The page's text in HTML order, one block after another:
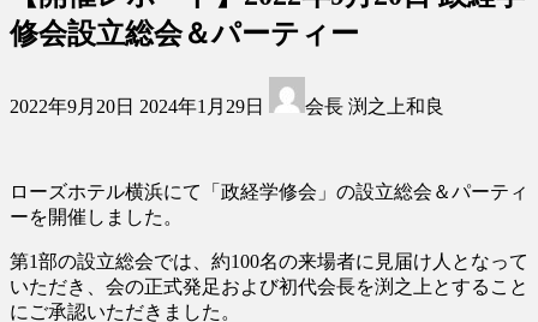
修会設立総会＆パーティー
2022年9月20日 終
日
時
2024年1月29日 会長 渕之上和良
ローズホテル横浜にて「政経学修会」の設立総会＆パーティ
ーを開催しました。
第1部の設立総会では、約100名の来場者に見届け人となって
いただき、会の正式発足および初代会長を渕之上とすること
にご承認いただきました。